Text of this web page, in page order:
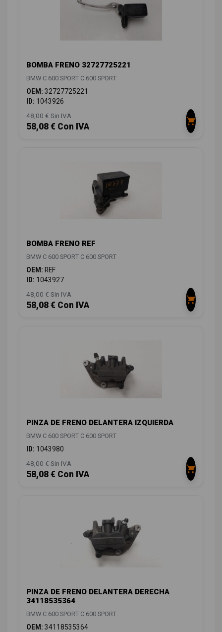
BOMBA FRENO 32727725221
BMW C 600 SPORT C 600 SPORT
OEM: 32727725221
ID: 1043926
48,00 € Sin IVA
58,08 € Con IVA
BOMBA FRENO REF
BMW C 600 SPORT C 600 SPORT
OEM: REF
ID: 1043927
48,00 € Sin IVA
58,08 € Con IVA
PINZA DE FRENO DELANTERA IZQUIERDA
BMW C 600 SPORT C 600 SPORT
ID: 1043980
48,00 € Sin IVA
58,08 € Con IVA
PINZA DE FRENO DELANTERA DERECHA
34118535364
BMW C 600 SPORT C 600 SPORT
OEM: 34118535364